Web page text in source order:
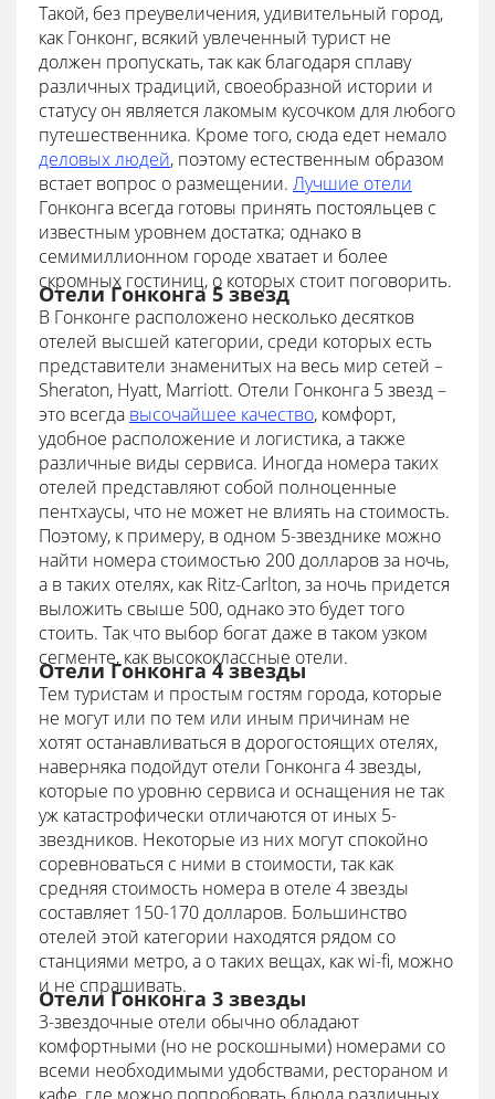
Такой, без преувеличения, удивительный город,
как Гонконг, всякий увлеченный турист не
должен пропускать, так как благодаря сплаву
различных традиций, своеобразной истории и
статусу он является лакомым кусочком для любого
путешественника. Кроме того, сюда едет немало
деловых людей, поэтому естественным образом
встает вопрос о размещении. Лучшие отели
Гонконга всегда готовы принять постояльцев с
известным уровнем достатка; однако в
семимиллионном городе хватает и более
скромных гостиниц, о которых стоит поговорить.
Отели Гонконга 5 звезд
В Гонконге расположено несколько десятков
отелей высшей категории, среди которых есть
представители знаменитых на весь мир сетей –
Sheraton, Hyatt, Marriott. Отели Гонконга 5 звезд –
это всегда высочайшее качество, комфорт,
удобное расположение и логистика, а также
различные виды сервиса. Иногда номера таких
отелей представляют собой полноценные
пентхаусы, что не может не влиять на стоимость.
Поэтому, к примеру, в одном 5-звезднике можно
найти номера стоимостью 200 долларов за ночь,
а в таких отелях, как Ritz-Carlton, за ночь придется
выложить свыше 500, однако это будет того
стоить. Так что выбор богат даже в таком узком
сегменте, как высококлассные отели.
Отели Гонконга 4 звезды
Тем туристам и простым гостям города, которые
не могут или по тем или иным причинам не
хотят останавливаться в дорогостоящих отелях,
наверняка подойдут отели Гонконга 4 звезды,
которые по уровню сервиса и оснащения не так
уж катастрофически отличаются от иных 5-
звездников. Некоторые из них могут спокойно
соревноваться с ними в стоимости, так как
средняя стоимость номера в отеле 4 звезды
составляет 150-170 долларов. Большинство
отелей этой категории находятся рядом со
станциями метро, а о таких вещах, как wi-fi, можно
и не спрашивать.
Отели Гонконга 3 звезды
3-звездочные отели обычно обладают
комфортными (но не роскошными) номерами со
всеми необходимыми удобствами, рестораном и